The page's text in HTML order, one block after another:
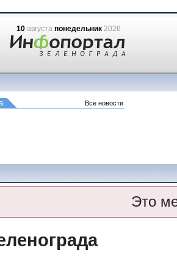
10 августапонедельник 2026
Это